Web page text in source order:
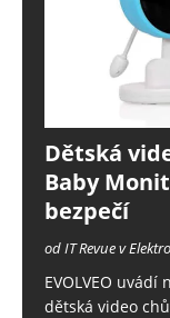
Dětská
Baby
bezpečí
od IT Revue v
EVOLVEO uvádí
dětská video